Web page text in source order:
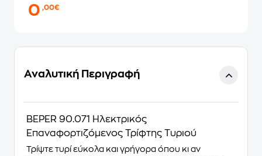
0,00€
Αναλυτική Περιγραφή
BEPER 90.071 Ηλεκτρικός
Επαναφορτιζόμενος Τρίφτης Τυριού
Τρίψτε τυρί εύκολα και γρήγορα όπου κι αν